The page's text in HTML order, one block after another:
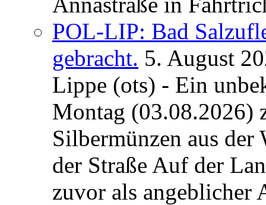
POL-LIP: Bad
gebracht. 5. August
Lippe (ots) - Ein
Montag (03.08.2026)
Silbermünzen aus der
der Straße Auf der
zuvor als angeblicher